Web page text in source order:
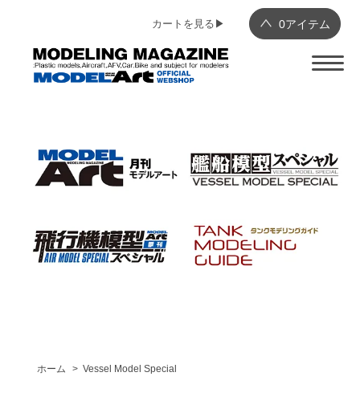
0アイテム
カートを見る▶︎
ホーム > Vessel Model Special